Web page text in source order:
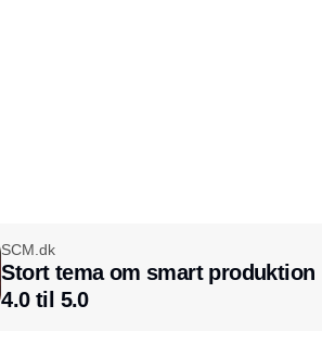
SCM.dk
Stort tema om smart
4.0 til 5.0